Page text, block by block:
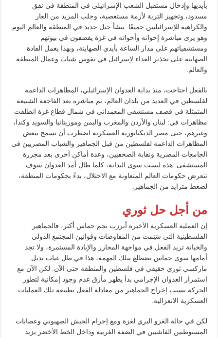
بأيديها وإدخال مستقبل الشعب الإسرائيلي في المنطقة في نفق
مسدود، وتجهيز التربة لأزمة مستعصية، وجلب المزيد من العار
والكراهية للإسرائيليين جميعًا. ينشأ جيل جديد في المنطقة والعالم اليوم
وهو يرى مباشرة إخوانه وأخواته في غزة يقصفون في بيوتهم
ومستشفياتهم على مدار الساعة بأيدي الصهاينة، وبهذا يعمل القادة
الصهاينة على تجذير العداء لإسرائيل في نفوس شباب وعمال المنطقة
والعالم.
بالفعل اجتاحت، منذ بداية العدوان الإسرائيلي، المظاهرات الداعمة
لفلسطين في العديد من بلدان العالم، ثم مباشرة بعد الفاجعة الشنيعة
المتمثلة في قصف مستشفى المعمداني في شمال قطاع غزة انطلقت
مظاهرات في: لبنان والأردن والمغرب واليمن وموريتانيا والسويد وكندا،
وغيرهم، حتى مصر الديكتاتورية العسكرية اضطرت أن تسمح ببعض
المظاهرات الداعمة لفلسطين من قبل الجماهير والشباب المصريين في
الجامعات المصرية ونقابة الصحفيين، وعدة أماكن أخرى بعد مجزرة
المستشفى. هذه ليست سوى البداية، كلما طال أمد العدوان سوف
تتعرض حكومات العالم المتعاونة مع الاحتلال، بدءً بحكومات المنطقة،
لضغط متزايد من الجماهير.
من أجل حل ثوري
إن العملية العسكرية الأخيرة أبرزت نجم حماس أكثر، فالجماهير
الفلسطينية التي سَئِمت من المفاوضات وقوانين المجتمع الدولي
والخيانة تريد الفعل في مواجهة المجازر والإبادة المستمرة، ولا تجد
أمامها سوى حماس تضطلع بتلك المهمة، هذا في ظل غياب بديل
ماركسي ثوري حقيقي في فلسطين والمنطقة حتى الآن. لكن الآن مع
استمرار العدوان الإجرامي بدأ يظهر مأزق عدم وجود إمكانية لتطور
الحركة بسبب إخراج الجماهير من معادلة الفعل بطبيعة تلك العمليات
العسكرية الانعزالية.
لكن في حالة الغزو البري لغزة ومع إجرام الجيش الصهيوني وعصابات
المستوطنين الفاشيين في الضفة الغربية وداخل الخط الأخضر يزيد